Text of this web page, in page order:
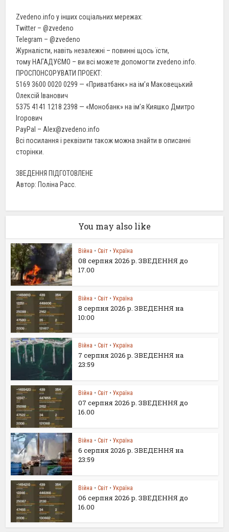
Zvedeno.info у інших соціальних мережах:
Twitter – @zvedeno
Telegram – @zvedeno
Журналісти, навіть незалежні – повинні щось їсти,
тому НАГАДУЄМО – ви всі можете допомогти zvedeno.info.
ПРОСПОНСОРУВАТИ ПРОЕКТ:
5169 3600 0020 0299 — «Приватбанк» на ім’я Маковецький
Олексій Іванович
5375 4141 1218 2398 — «Монобанк» на ім’я Кияшко Дмитро
Ігорович
PayPal – Alex@zvedeno.info
Всі посилання і реквізити також можна знайти в описанні
сторінки.
ЗВЕДЕННЯ ПІДГОТОВЛЕНЕ
Автор: Поліна Расс.
You may also like
Війна • Світ • Україна
08 серпня 2026 р. ЗВЕДЕННЯ до
17.00
Війна • Світ • Україна
8 серпня 2026 р. ЗВЕДЕННЯ на
10:00
Війна • Світ • Україна
7 серпня 2026 р. ЗВЕДЕННЯ на
23:59
Війна • Світ • Україна
07 серпня 2026 р. ЗВЕДЕННЯ до
16.00
Війна • Світ • Україна
6 серпня 2026 р. ЗВЕДЕННЯ на
23:59
Війна • Світ • Україна
06 серпня 2026 р. ЗВЕДЕННЯ до
16.00